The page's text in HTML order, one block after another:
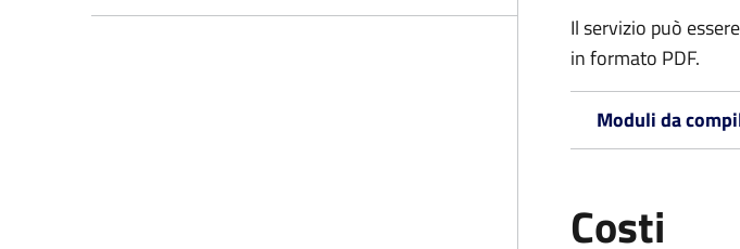
Il servizio può
in formato PDF.
Moduli da
Costi